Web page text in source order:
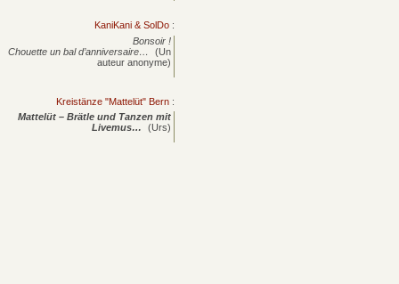
KaniKani & SolDo :
Bonsoir !
Chouette un bal d’anniversaire…
(Un
auteur anonyme)
Kreistänze "Mattelüt" Bern :
Mattelüt – Brätle und Tanzen mit
Livemus…
(Urs)